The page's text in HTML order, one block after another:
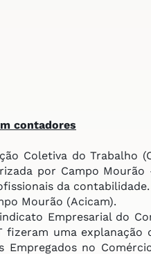
contadores
Coletiva do Trabalho
por Campo
da
Mourão (Acicam).
Empresarial do
fizeram uma
no